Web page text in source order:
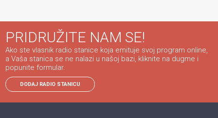
PRIDRUŽITE NAM SE!
Ako ste vlasnik radio stanice koja emituje svoj program online,
a Vaša stanica se ne nalazi u našoj bazi, kliknite na dugme i
popunite formular.
DODAJ RADIO STANICU